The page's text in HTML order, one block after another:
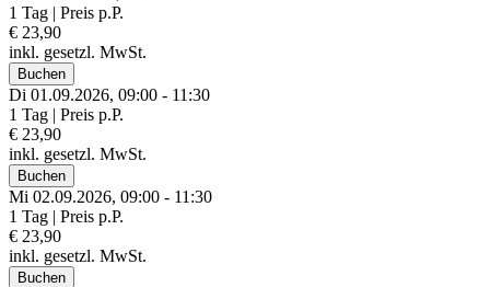
1 Tag | Preis p.P.
€ 23,90
inkl. gesetzl. MwSt.
Buchen
Di 01.09.2026, 09:00 - 11:30
1 Tag | Preis p.P.
€ 23,90
inkl. gesetzl. MwSt.
Buchen
Mi 02.09.2026, 09:00 - 11:30
1 Tag | Preis p.P.
€ 23,90
inkl. gesetzl. MwSt.
Buchen